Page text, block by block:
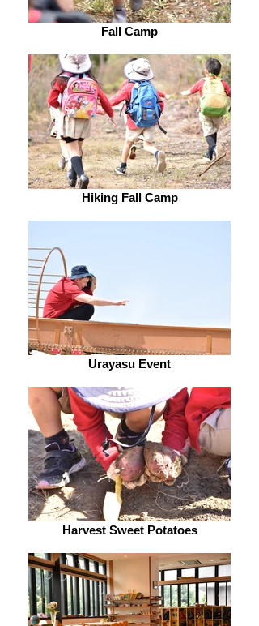
Fall Camp
Hiking Fall Camp
Urayasu Event
Harvest Sweet Potatoes